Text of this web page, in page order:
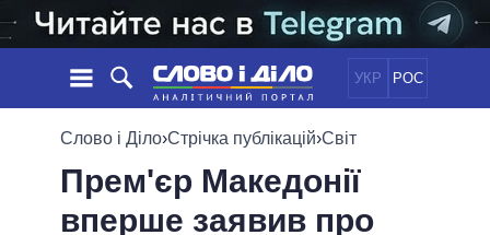
УКР РОС
НОВИНИ
СТРІЧКА
ПОДІЇ
ПОЛІТИКА
ЕКОНОМІКА
ОБIЦЯНКИ
Слово і Діло›Стрічка публікацій›Світ
Прем'єр Македонії
вперше заявив про